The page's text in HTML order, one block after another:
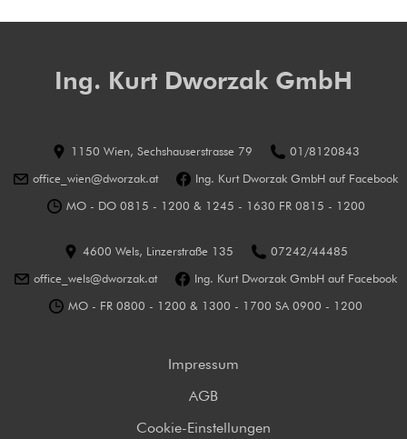
Ing. Kurt Dworzak GmbH
1150 Wien, Sechshauserstrasse 79
01/8120843
office_wien@dworzak.at
Ing. Kurt Dworzak GmbH auf Facebook
MO - DO 0815 - 1200 & 1245 - 1630 FR 0815 - 1200
4600 Wels, Linzerstraße 135
07242/44485
office_wels@dworzak.at
Ing. Kurt Dworzak GmbH auf Facebook
MO - FR 0800 - 1200 & 1300 - 1700 SA 0900 - 1200
Impressum
AGB
Cookie-Einstellungen